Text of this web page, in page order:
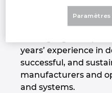
documentation. The
merger in 2020,
years’ experience in
successful, and
manufacturers and
and systems.
Czech Republic
Denmark
Finland